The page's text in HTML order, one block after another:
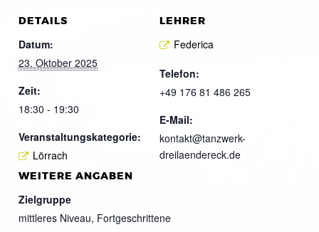
DETAILS
Datum:
23. Oktober 2025
Zeit:
18:30 - 19:30
Veranstaltungskategorie:
Lörrach
LEHRER
Federica
Telefon:
+49 176 81 486 265
E-Mail:
kontakt@tanzwerk-
dreilaendereck.de
WEITERE ANGABEN
Zielgruppe
mittleres Niveau, Fortgeschrittene